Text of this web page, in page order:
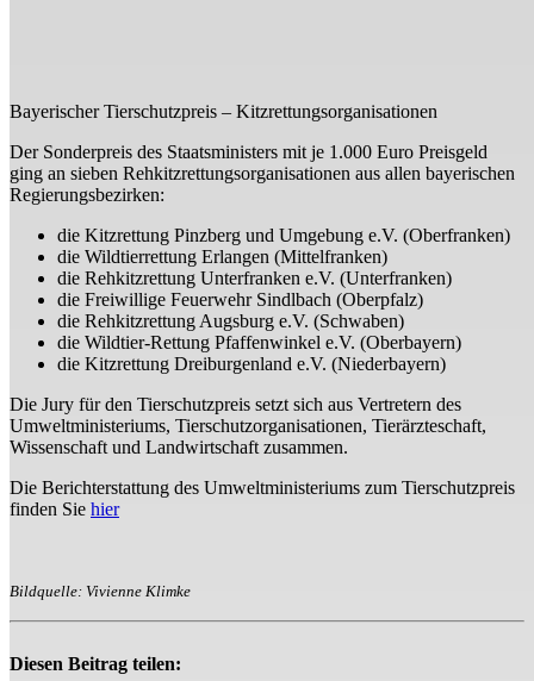
Bayerischer Tierschutzpreis – Kitzrettungsorganisationen
Der Sonderpreis des Staatsministers mit je 1.000 Euro Preisgeld
ging an sieben Rehkitzrettungsorganisationen aus allen bayerischen
Regierungsbezirken:
die Kitzrettung Pinzberg und Umgebung e.V. (Oberfranken)
die Wildtierrettung Erlangen (Mittelfranken)
die Rehkitzrettung Unterfranken e.V. (Unterfranken)
die Freiwillige Feuerwehr Sindlbach (Oberpfalz)
die Rehkitzrettung Augsburg e.V. (Schwaben)
die Wildtier-Rettung Pfaffenwinkel e.V. (Oberbayern)
die Kitzrettung Dreiburgenland e.V. (Niederbayern)
Die Jury für den Tierschutzpreis setzt sich aus Vertretern des
Umweltministeriums, Tierschutzorganisationen, Tierärzteschaft,
Wissenschaft und Landwirtschaft zusammen.
Die Berichterstattung des Umweltministeriums zum Tierschutzpreis
finden Sie hier
Bildquelle: Vivienne Klimke
Diesen Beitrag teilen: